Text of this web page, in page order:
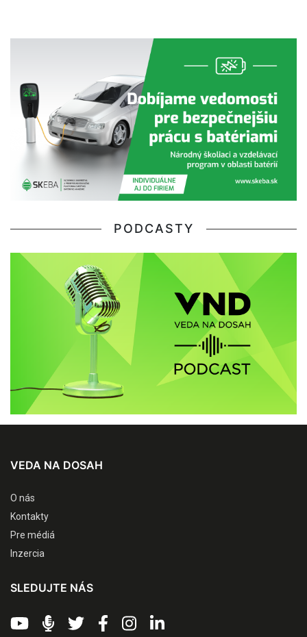
PODCASTY
VEDA NA DOSAH
O nás
Kontakty
Pre médiá
Inzercia
SLEDUJTE NÁS